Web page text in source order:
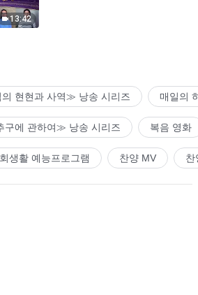
13:42
현현과 사역≫ 낭송 시리즈 매일의
에 관하여≫ 낭송 시리즈 복음 영화
생활 예능프로그램 찬양 MV 찬